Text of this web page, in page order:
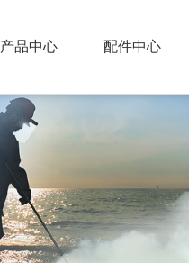
产品中心 配件中心